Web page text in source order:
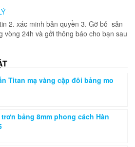
2. xác minh bản quyền 3. Gỡ bỏ sản
vòng 24h và gởi thông báo cho bạn sau
Titan mạ vàng cặp đôi bảng mo
bảng 8mm phong cách Hàn